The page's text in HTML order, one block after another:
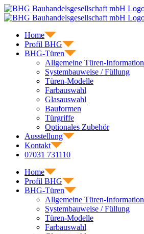
Skip
to
Home
Profil BHG
BHG-Türen
Allgemeine Türen-Information
Systembauweise / Füllung
Türen-Modelle
Farbauswahl
Glasauswahl
Bauformen
Türgriffe
Optionales Zubehör
Ausstellung
Kontakt
07031 731110
Home
Profil BHG
BHG-Türen
Allgemeine Türen-Information
Systembauweise / Füllung
Türen-Modelle
Farbauswahl